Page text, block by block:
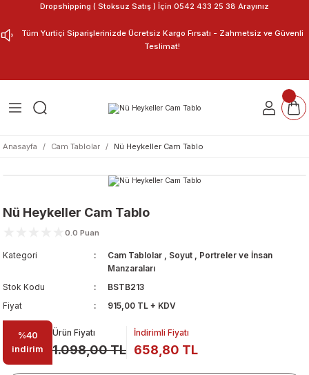
Dropshipping ( Stoksuz Satış ) İçin 0542 433 25 38 Arayınız
Tüm Yurtiçi Siparişlerinizde Ücretsiz Kargo Fırsatı - Zahmetsiz ve Güvenli
Teslimat!
Anasayfa Cam Tablolar Nü Heykeller Cam Tablo
Nü Heykeller Cam Tablo
0.0 Puan
Kategori Cam Tablolar , Soyut , Portreler ve İnsan
Manzaraları
Stok Kodu
BSTB213
Fiyat
915,00 TL + KDV
%40
indirim
Ürün Fiyatı
1.098,00 TL
İndirimli Fiyatı
658,80 TL